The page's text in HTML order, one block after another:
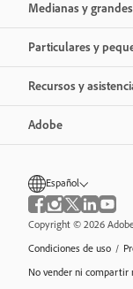
Medianas y
Particulares y
Recursos y
Adobe
Español
Copyright © 2026
Condiciones de uso /
No vender ni compartir